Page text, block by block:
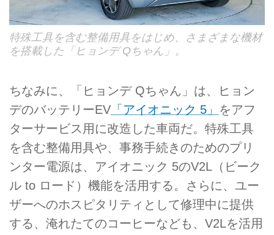
特殊工具を含む整備用具をはじめ、さまざまな機材
を搭載した「ヒョンデ Qちゃん」。
ちなみに、「ヒョンデ Qちゃん」は、ヒョン
デのバッテリーEV 「アイオニック 5」 をアフ
ターサービス用に改造した車両だ。特殊工具
を含む整備用具や、事務手続きのためのプリ
ンター電源は、アイオニック 5のV2L（ビーク
ル to ロード）機能を活用する。さらに、ユー
ザーへのホスピタリティとして修理中に提供
する、淹れたてのコーヒーなども、V2Lを活用